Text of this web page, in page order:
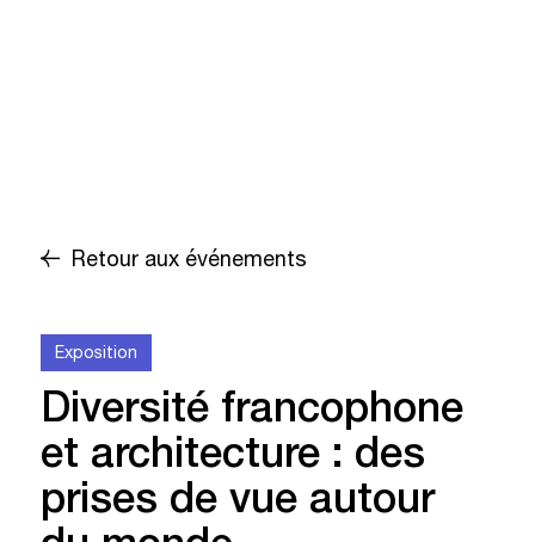
Retour aux événements
Exposition
Diversité francophone
et architecture : des
prises de vue autour